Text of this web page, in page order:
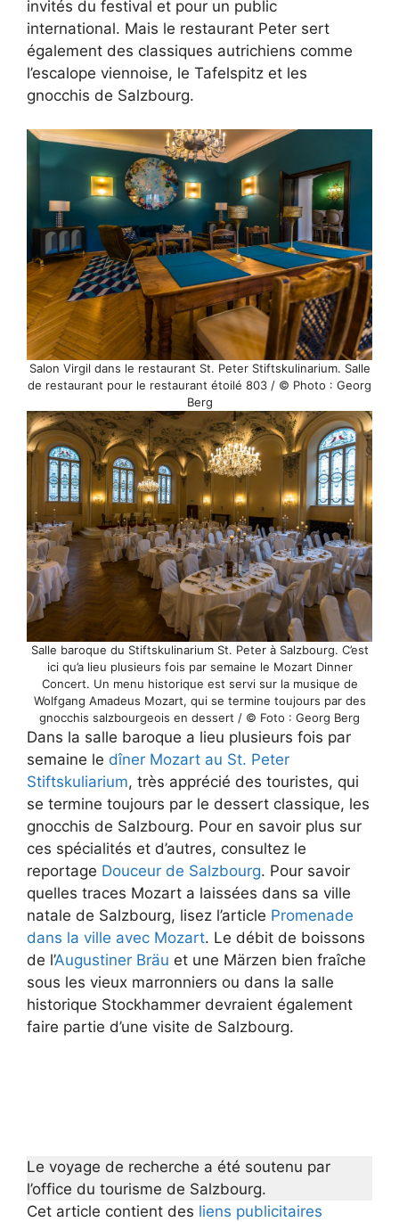
invités du festival et pour un public
international. Mais le restaurant Peter sert
également des classiques autrichiens comme
l’escalope viennoise, le Tafelspitz et les
gnocchis de Salzbourg.
Salon Virgil dans le restaurant St. Peter Stiftskulinarium. Salle
de restaurant pour le restaurant étoilé 803 / © Photo : Georg
Berg
Salle baroque du Stiftskulinarium St. Peter à Salzbourg. C’est
ici qu’a lieu plusieurs fois par semaine le Mozart Dinner
Concert. Un menu historique est servi sur la musique de
Wolfgang Amadeus Mozart, qui se termine toujours par des
gnocchis salzbourgeois en dessert / © Foto : Georg Berg
Dans la salle baroque a lieu plusieurs fois par
semaine le dîner Mozart au St. Peter
Stiftskuliarium, très apprécié des touristes, qui
se termine toujours par le dessert classique, les
gnocchis de Salzbourg. Pour en savoir plus sur
ces spécialités et d’autres, consultez le
reportage Douceur de Salzbourg. Pour savoir
quelles traces Mozart a laissées dans sa ville
natale de Salzbourg, lisez l’article Promenade
dans la ville avec Mozart. Le débit de boissons
de l’Augustiner Bräu et une Märzen bien fraîche
sous les vieux marronniers ou dans la salle
historique Stockhammer devraient également
faire partie d’une visite de Salzbourg.
Le voyage de recherche a été soutenu par
l’office du tourisme de Salzbourg.
Cet article contient des liens publicitaires